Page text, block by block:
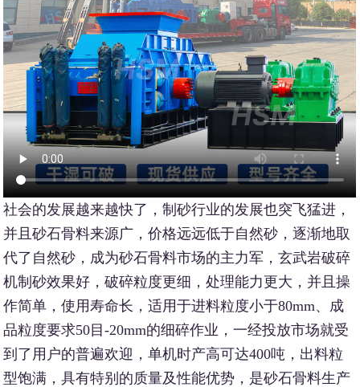
社会的发展越来越快了，制砂行业的发展也突飞猛进，
并且砂石骨料来源广，价格远远低于自然砂，逐渐地取
代了自然砂，成为砂石骨料市场的主力军，玄武岩破碎
机制砂效果好，破碎粒度更细，处理能力更大，并且操
作简单，使用寿命长，适用于进料粒度小于80mm、成
品粒度要求50目-20mm的细碎作业，一经投放市场就受
到了用户的普遍欢迎，单机时产高可达400吨，出料粒
型饱满，具有特别的质量及性能优势，是砂石骨料生产